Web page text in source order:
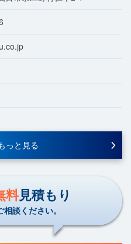
っと見る
料見積もり
談ください。